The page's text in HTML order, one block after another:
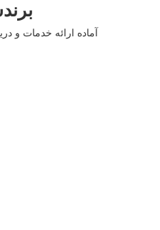
آماده ارائه خدمات و